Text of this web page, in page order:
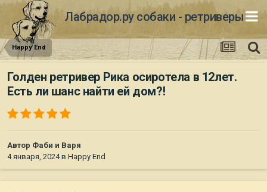
Лабрадор.ру собаки - ретриверы
Happy End
Голден ретривер Рика осиротела в 12лет.
Есть ли шанс найти ей дом?!
Автор Фаби и Варя
4 января, 2024в Happy End